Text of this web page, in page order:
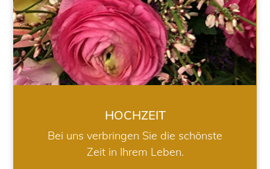
HOCHZEIT
Bei uns verbringen Sie die schönste
Zeit in Ihrem Leben.